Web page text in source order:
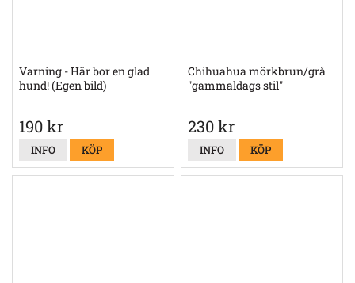
Varning - Här bor en glad
hund! (Egen bild)
190 kr
INFO KÖP
Chihuahua mörkbrun/grå
"gammaldags stil"
230 kr
INFO KÖP